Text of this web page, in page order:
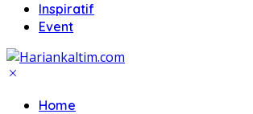
Inspiratif
Event
Home